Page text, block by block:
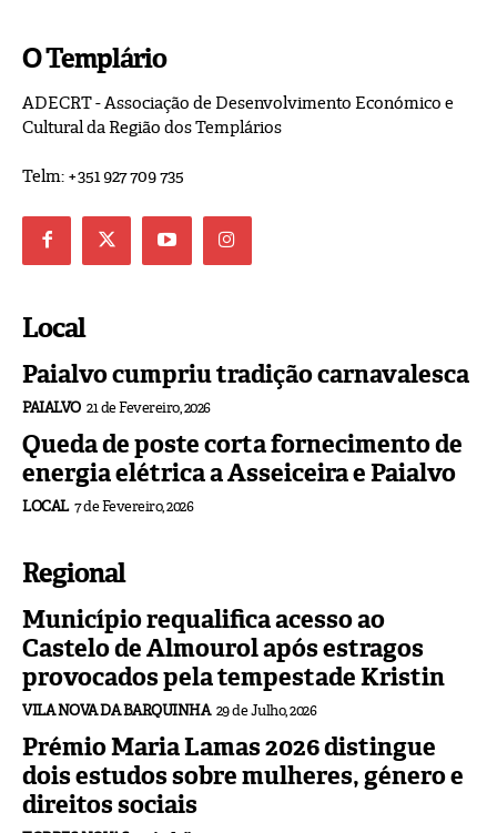
O Templário
ADECRT - Associação de Desenvolvimento Económico e
Cultural da Região dos Templários
Telm: +351 927 709 735
Local
Paialvo cumpriu tradição carnavalesca
PAIALVO 21 de Fevereiro, 2026
Queda de poste corta fornecimento de
energia elétrica a Asseiceira e Paialvo
LOCAL 7 de Fevereiro, 2026
Regional
Município requalifica acesso ao
Castelo de Almourol após estragos
provocados pela tempestade Kristin
VILA NOVA DA BARQUINHA 29 de Julho, 2026
Prémio Maria Lamas 2026 distingue
dois estudos sobre mulheres, género e
direitos sociais